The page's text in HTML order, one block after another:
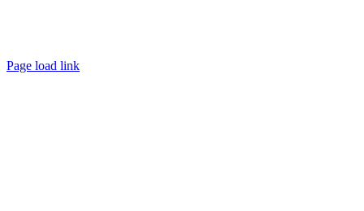
Page load link